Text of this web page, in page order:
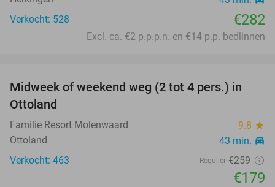
Verkocht: 528 €282
Excl. ca. €2 p.p.p.n. en €14 p.p. bedlinnen
31%
Midweek of weekend weg (2 tot 4 pers.) in
Ottoland
Familie Resort Molenwaard 9.8 star
Ottoland 43 min. directions_car
Verkocht: 463 Regulier €259
€179